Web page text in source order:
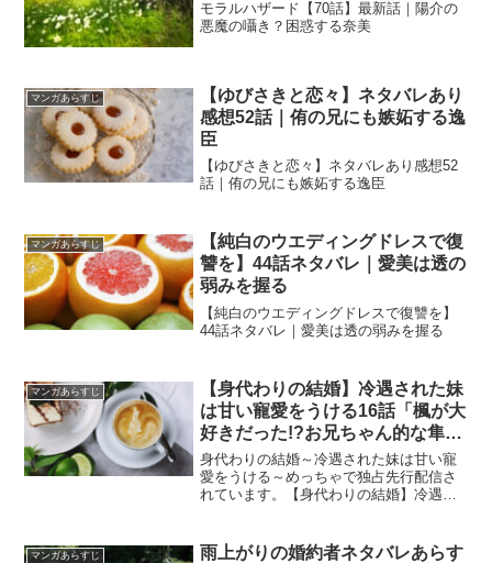
モラルハザード【70話】最新話｜陽介の
悪魔の囁き？困惑する奈美
マンガあらすじ
【ゆびさきと恋々】ネタバレあり
感想52話｜侑の兄にも嫉妬する逸
臣
【ゆびさきと恋々】ネタバレあり感想52
話｜侑の兄にも嫉妬する逸臣
マンガあらすじ
【純白のウエディングドレスで復
讐を】44話ネタバレ｜愛美は透の
弱みを握る
【純白のウエディングドレスで復讐を】
44話ネタバレ｜愛美は透の弱みを握る
マンガあらすじ
【身代わりの結婚】冷遇された妹
は甘い寵愛をうける16話「楓が大
好きだった!?お兄ちゃん的な隼人
の存在も気になる」
身代わりの結婚～冷遇された妹は甘い寵
愛をうける～めっちゃで独占先行配信さ
れています。【身代わりの結婚】冷遇さ
も気になる」
マンガあらすじ
雨上がりの婚約者ネタバレあらす